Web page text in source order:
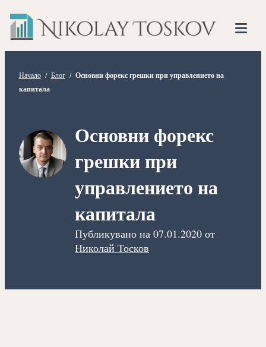
Прескочете
към
съдържанието
Финансов
Начало / Блог / Основни форекс грешки при управлението на
капитала
Основни форекс
грешки при
управлението на
капитала
Публикувано на 07.01.2020 от
Николай Тосков